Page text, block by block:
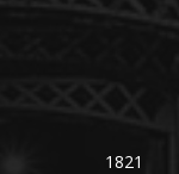
1821